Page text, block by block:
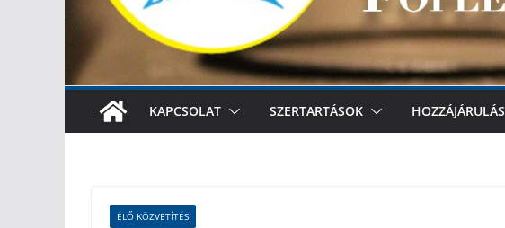
KAPCSOLAT SZERTARTÁSOK HOZZÁJÁRULÁS
ÉLŐ KÖZVETÍTÉS